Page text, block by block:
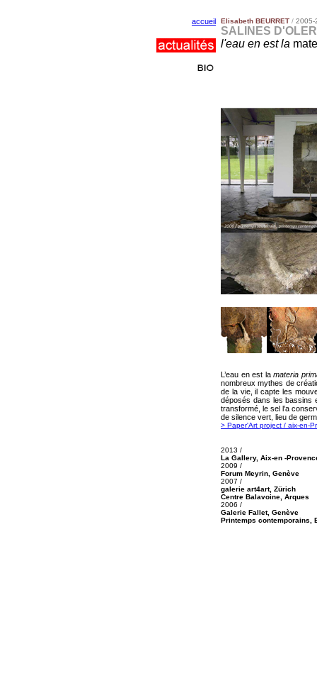
accueil Elisabeth BEURRET / 2005-
SALINES
l'eau en est la
L’eau en est lamateria
nombreux mythes de
de la vie, il capte les
déposés dans les bassins
transformé, le sel l’a
de silence vert, lieu de
> Paper'Art project / aix-en-
2013 /
La Gallery, Aix-en -
2009 /
Forum Meyrin, Genève
2007 /
galerie art4art, Zürich
Centre Balavoine, Arques
2006 /
Galerie Fallet, Genève
Printemps contemporains,